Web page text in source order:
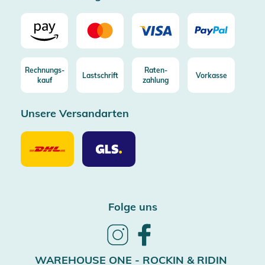
Rechnungs-
kauf
Lastschrift
Raten-
zahlung
Vorkasse
Unsere Versandarten
Unsere
Versandarten
DHL
Unsere
Versandarten
GLS
Folge uns
Follow
WAREHOUSE ONE - ROCKIN & RIDIN